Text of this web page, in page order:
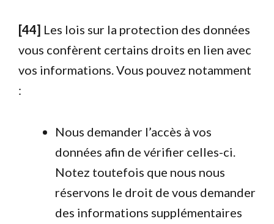
[44] Les lois sur la protection des données
vous confèrent certains droits en lien avec
vos informations. Vous pouvez notamment
:
Nous demander l’accès à vos
données afin de vérifier celles-ci.
Notez toutefois que nous nous
réservons le droit de vous demander
des informations supplémentaires